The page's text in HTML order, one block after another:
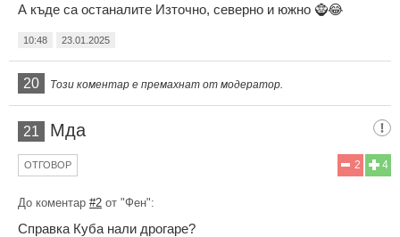
А къде са останалите Източно, северно и южно 🧌😂
10:48 23.01.2025
20 Този коментар е премахнат от модератор.
21 Мда
4
2
ОТГОВОР
До коментар #2 от "Фен":
Справка Куба нали дрогаре?